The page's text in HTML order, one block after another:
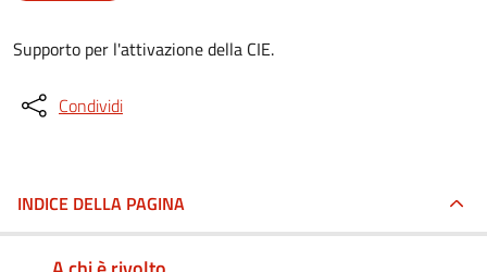
Supporto per l'attivazione della CIE.
Condividi
INDICE DELLA PAGINA